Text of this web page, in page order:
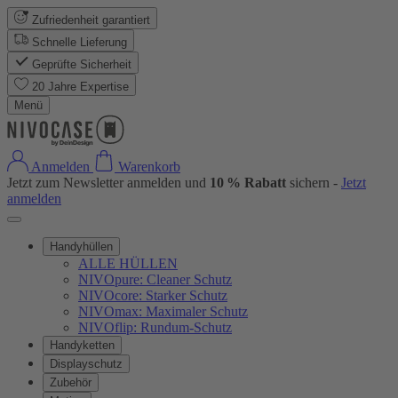
Zufriedenheit garantiert
Schnelle Lieferung
Geprüfte Sicherheit
20 Jahre Expertise
Menü
Anmelden
Warenkorb
Jetzt zum Newsletter anmelden und 10 % Rabatt sichern - Jetzt
anmelden
Handyhüllen
ALLE HÜLLEN
NIVOpure: Cleaner Schutz
NIVOcore: Starker Schutz
NIVOmax: Maximaler Schutz
NIVOflip: Rundum-Schutz
Handyketten
Displayschutz
Zubehör